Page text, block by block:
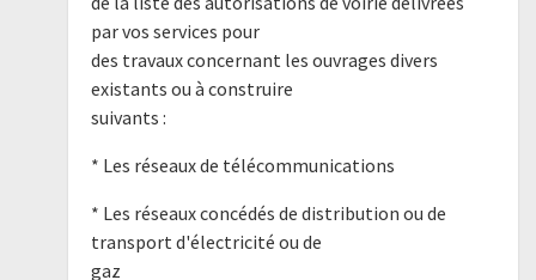
par vos services pour
des travaux concernant les ouvrages divers
existants ou à construire
suivants :
* Les réseaux de télécommunications
* Les réseaux concédés de distribution ou de
transport d'électricité ou de
gaz